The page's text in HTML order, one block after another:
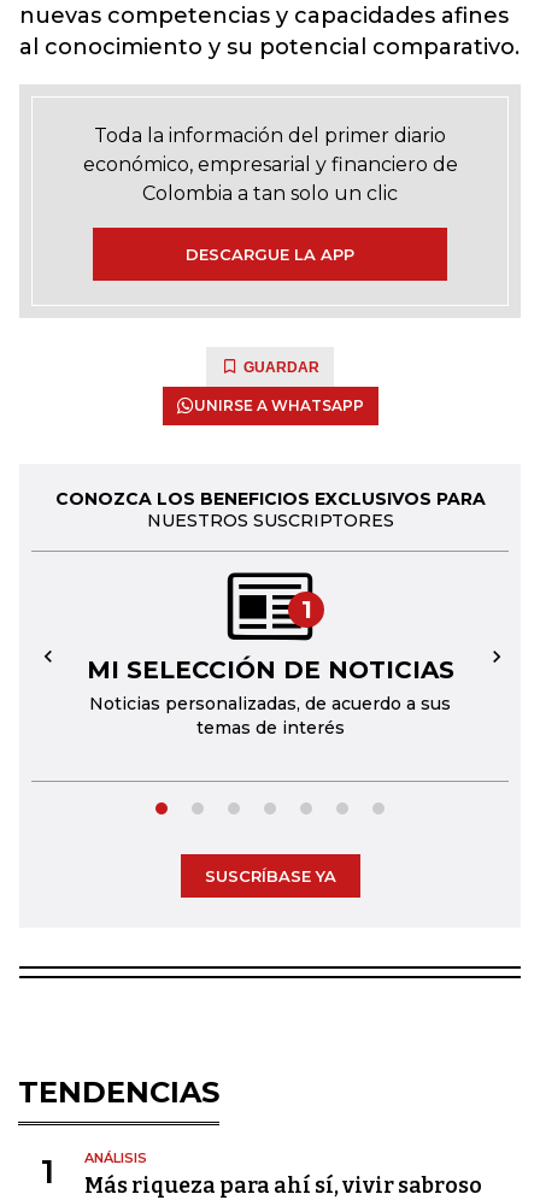
nuevas competencias y capacidades afines
al conocimiento y su potencial comparativo.
Toda la información del primer diario
económico, empresarial y financiero de
Colombia a tan solo un clic
DESCARGUE LA APP
GUARDAR
UNIRSE A WHATSAPP
CONOZCA LOS BENEFICIOS EXCLUSIVOS PARA
NUESTROS SUSCRIPTORES
1
MI SELECCIÓN DE NOTICIAS
Noticias personalizadas, de acuerdo a sus
temas de interés
← →
SUSCRÍBASE YA
TENDENCIAS
1 ANÁLISIS
Más riqueza para ahí sí, vivir sabroso